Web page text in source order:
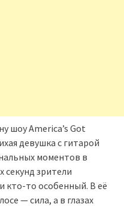
шоу America’s Got
девушка с гитарой
моментов в
секунд зрители
кто-то особенный. В её
— сила, а в глазах